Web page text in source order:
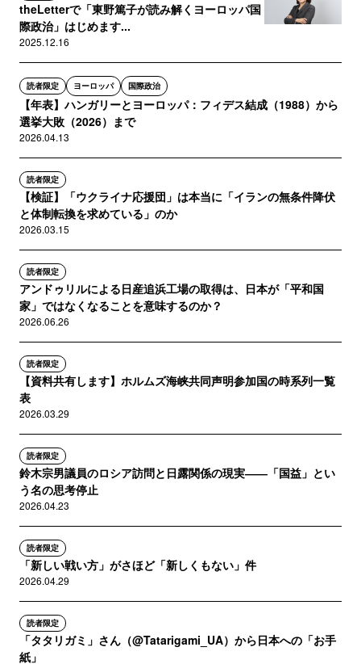
theLetterで「東野篤子が読み解くヨーロッパ国
際政治」はじめます...
2025.12.16
読者限定 ヨーロッパ 国際政治
【年表】ハンガリーとヨーロッパ：フィデス結成（1988）から
選挙大敗（2026）まで
2026.04.13
読者限定
【検証】「ウクライナ応援団」は本当に「イランの無条件降伏
と体制転換を求めている」のか
2026.03.15
読者限定
アンドゥリルによる日産追浜工場の取得は、日本が「平和国
家」ではなくなることを意味するのか？
2026.06.26
読者限定
【資料共有します】ホルムズ海峡共同声明参加国の時系列一覧
表
2026.03.29
読者限定
鈴木宗男議員のロシア訪問と日露関係の現実――「国益」とい
う名の思考停止
2026.04.23
読者限定
「新しい戦い方」がさほど「新しくもない」件
2026.04.29
読者限定
「タタリガミ」さん（@Tatarigami_UA）から日本への「お手
紙」